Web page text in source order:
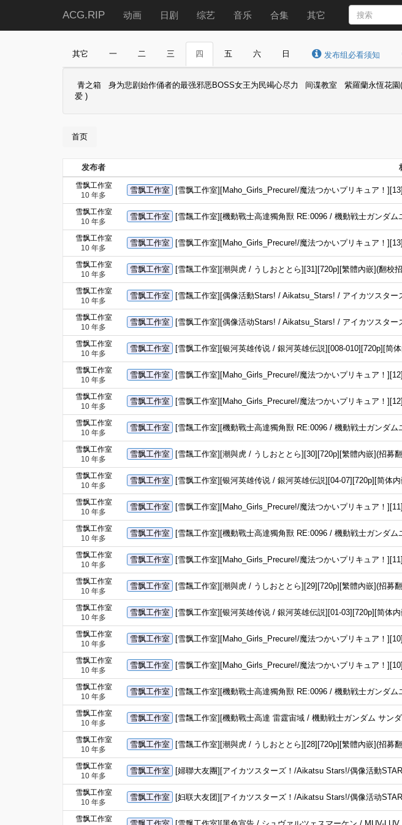
ACG.RIP 动画 日剧 综艺 音乐 合集 其它
其它 一 二 三 四 五 六 日 发布组必看须知
青之箱 身为悲剧始作俑者的最强邪恶BOSS女王为民竭心尽力 间谍教室 紫羅蘭永恆花
爱 )
首页
发布者
雪飘工作室
10 年多
雪飘工作室 [雪飘工作室][Maho_Girls_Precure!/魔法つかいプリキュア！
雪飘工作室
10 年多
雪飘工作室 [雪飄工作室][機動戰士高達獨角獸 RE:0096 / 機動戦士ガンダ
雪飘工作室
10 年多
雪飘工作室 [雪飘工作室][Maho_Girls_Precure!/魔法つかいプリキュア！
雪飘工作室
10 年多
雪飘工作室 [雪飄工作室][潮與虎 / うしおととら][31][720p][繁體內嵌](翻校
雪飘工作室
10 年多
雪飘工作室 [雪飄工作室][偶像活動Stars! / Aikatsu_Stars! / アイカツスタ
雪飘工作室
10 年多
雪飘工作室 [雪飘工作室][偶像活动Stars! / Aikatsu_Stars! / アイカツスタ
雪飘工作室
10 年多
雪飘工作室 [雪飘工作室][银河英雄传说 / 銀河英雄伝説][008-010][720p][简
雪飘工作室
10 年多
雪飘工作室 [雪飘工作室][Maho_Girls_Precure!/魔法つかいプリキュア！
雪飘工作室
10 年多
雪飘工作室 [雪飘工作室][Maho_Girls_Precure!/魔法つかいプリキュア！
雪飘工作室
10 年多
雪飘工作室 [雪飄工作室][機動戰士高達獨角獸 RE:0096 / 機動戦士ガンダ
雪飘工作室
10 年多
雪飘工作室 [雪飄工作室][潮與虎 / うしおととら][30][720p][繁體內嵌](招募
雪飘工作室
10 年多
雪飘工作室 [雪飘工作室][银河英雄传说 / 銀河英雄伝説][04-07][720p][简体内
雪飘工作室
10 年多
雪飘工作室 [雪飘工作室][Maho_Girls_Precure!/魔法つかいプリキュア！
雪飘工作室
10 年多
雪飘工作室 [雪飄工作室][機動戰士高達獨角獸 RE:0096 / 機動戦士ガンダ
雪飘工作室
10 年多
雪飘工作室 [雪飘工作室][Maho_Girls_Precure!/魔法つかいプリキュア！
雪飘工作室
10 年多
雪飘工作室 [雪飄工作室][潮與虎 / うしおととら][29][720p][繁體內嵌](招募
雪飘工作室
10 年多
雪飘工作室 [雪飘工作室][银河英雄传说 / 銀河英雄伝説][01-03][720p][简体
雪飘工作室
10 年多
雪飘工作室 [雪飘工作室][Maho_Girls_Precure!/魔法つかいプリキュア！
雪飘工作室
10 年多
雪飘工作室 [雪飘工作室][Maho_Girls_Precure!/魔法つかいプリキュア！
雪飘工作室
10 年多
雪飘工作室 [雪飄工作室][機動戰士高達獨角獸 RE:0096 / 機動戦士ガンダ
雪飘工作室
10 年多
雪飘工作室 [雪飄工作室][機動戰士高達 雷霆宙域 / 機動戦士ガンダム サン
雪飘工作室
10 年多
雪飘工作室 [雪飄工作室][潮與虎 / うしおととら][28][720p][繁體內嵌](招募
雪飘工作室
10 年多
雪飘工作室 [婦聯大友團][アイカツスターズ！/Aikatsu Stars!/偶像活動
雪飘工作室
10 年多
雪飘工作室 [妇联大友团][アイカツスターズ！/Aikatsu Stars!/偶像活动
雪飘工作室